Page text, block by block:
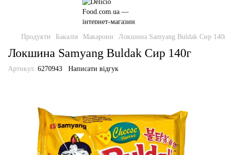
Продукти Бакалія Макарони Локшина Samyang Buldak Сир
Локшина Samyang Buldak Сир 140г
Артикул: 6270943 Написати відгук